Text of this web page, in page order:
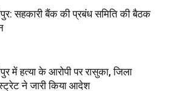
सहकारी बैंक की प्रबंध समिति की बैठक
में हत्या के आरोपी पर रासुका, जिला
ने जारी किया आदेश